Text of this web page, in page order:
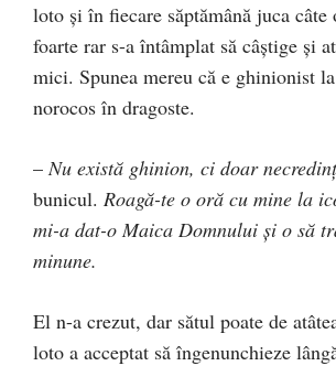
loto şi în fiecare săptămână juca câte
foarte rar s-a întâmplat să câştige şi
mici. Spunea mereu că e ghinionist
norocos în dragoste.
–Nu există ghinion, ci doar
bunicul. Roagă-te o oră cu mine la
mi-a dat-o Maica Domnului şi o să
minune.
El n-a crezut, dar sătul poate de
loto a acceptat să îngenunchieze